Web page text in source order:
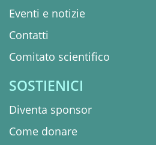
Eventi e notizie
Contatti
Comitato scientifico
SOSTIENICI
Diventa sponsor
Come donare